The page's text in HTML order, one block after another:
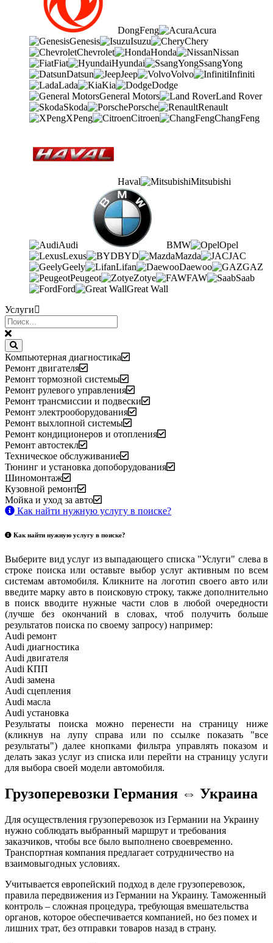
DongFeng
Acura
Genesis
Isuzu
Chery
Chevrolet
Honda
Nissan
Fiat
Hyundai
SsangYong
Datsun
Jeep Volvo
Infiniti
Lada
Kia
Dodge
General Motors
Land Rover
Skoda
Porsche
Renault
XPeng
Citroen ChangFeng
Haval Mitsubishi
Audi BMW
Opel
Lexus
BYD Mazda
JAC
Geely
Lifan Daewoo
GAZ
Peugeot
Zotye FAW
Saab
Ford
Great Wall
Услуги
Компьютерная диагностика
Ремонт двигателя
Ремонт тормозной системы
Ремонт рулевого управления
Ремонт трансмиссии и подвески
Ремонт электрооборудования
Ремонт выхлопной системы
Ремонт кондиционеров и отопления
Ремонт автостекл
Техническое обслуживание
Тюнинг и установка допоборудования
Шиномонтаж
Кузовной ремонт
Мойка и уход за авто
Как найти нужную услугу в поиске?
Как найти нужную услугу в поиске?
Выберите вид услуг из выпадающего списка "Услуги" слева в
строке поиска или оставьте выбор услуг активным по всем
системам автомобиля. Кликните на логотип своего авто или
введите марку авто в поисковую строку, также дополнительно
в поиск вводите нужные части слов в любой очередности
(лучше без окончаний в словах, чтоб получить больше
результатов поиска по своему запросу) например:
Audi ремонт
Audi диагностика
Audi двигателя
Audi КПП
Audi замена
Audi сцепления
Audi масла
Audi установка
Результаты поиска можно перенести на страницу ниже
(кликнув на лупу справа или по ссылке показать "все
результаты") далее кнопками фильтра управлять показом и
делать заказ услуг из списка или перейти на страницу услуги
для выбора своей модели автомобиля.
Грузоперевозки Германия ⇔ Украина
Для осуществления грузоперевозок из Германии на Украину
нужно соблюдать выбранный маршрут и требования
заказчиков, чтобы все было выполнено своевременно.
Транспортная компания предлагает сотрудничество на
взаимовыгодных условиях.
Учитывается европейский подход в деле грузоперевозок,
правила передвижения из Германии на Украину. Таможенный
контроль – сложная процедура, требующая вмешательства
органов, которое обеспечивается компанией, но без помех и
лишних трат, без отправки товаров назад в страну.